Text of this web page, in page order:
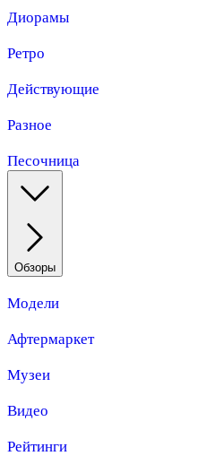
Диорамы
Ретро
Действующие
Разное
Песочница
Обзоры
Модели
Афтермаркет
Музеи
Видео
Рейтинги